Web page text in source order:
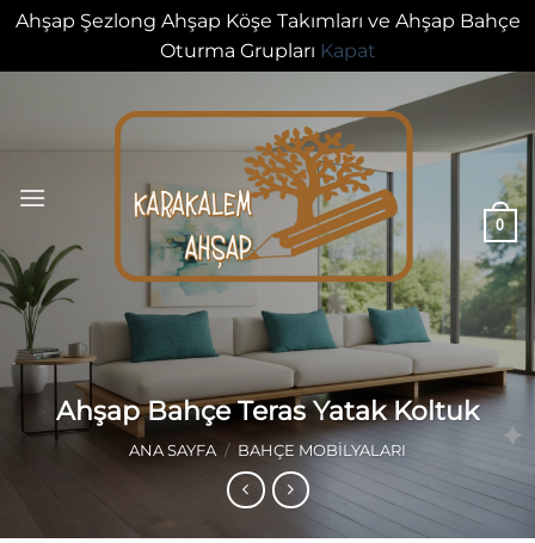
Ahşap Şezlong Ahşap Köşe Takımları ve Ahşap Bahçe
Oturma Grupları Kapat
0
Ahşap Bahçe Teras Yatak Koltuk
ANA SAYFA / BAHÇE MOBILYALARI